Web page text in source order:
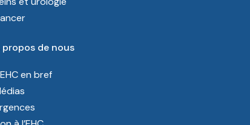
propos de nous
en bref